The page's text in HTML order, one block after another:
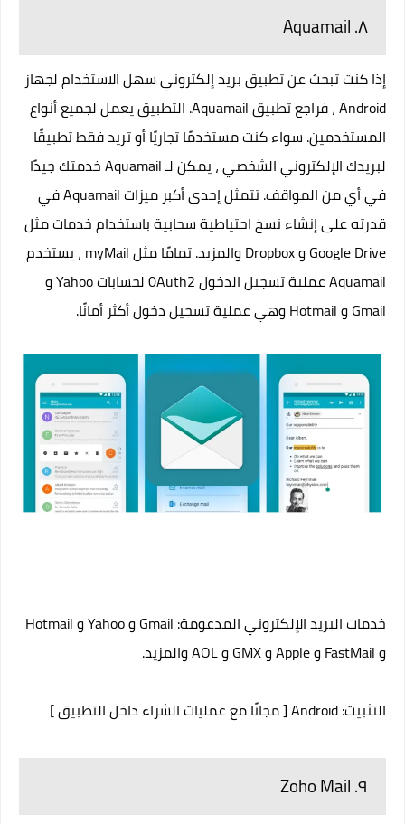
٨. Aquamail
إذا كنت تبحث عن تطبيق بريد إلكتروني سهل الاستخدام لجهاز
Android ، فراجع تطبيق Aquamail. التطبيق يعمل لجميع أنواع
المستخدمين. سواء كنت مستخدمًا تجاريًا أو تريد فقط تطبيقًا
لبريدك الإلكتروني الشخصي ، يمكن لـ Aquamail خدمتك جيدًا
في أي من المواقف. تتمثل إحدى أكبر ميزات Aquamail في
قدرته على إنشاء نسخ احتياطية سحابية باستخدام خدمات مثل
Google Drive و Dropbox والمزيد. تمامًا مثل myMail ، يستخدم
Aquamail عملية تسجيل الدخول 0Auth2 لحسابات Yahoo و
Gmail و Hotmail وهي عملية تسجيل دخول أكثر أمانًا.
خدمات البريد الإلكتروني المدعومة: Gmail و Yahoo و Hotmail
و FastMail و Apple و GMX و AOL والمزيد.
التثبيت:Android[ مجانًا مع عمليات الشراء داخل التطبيق ]
٩. Zoho Mail